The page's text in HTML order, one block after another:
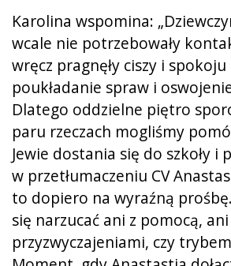
Karolina wspomina:
wcale nie potrzebowały
wręcz pragnęły ciszy i spokoju
poukładanie spraw i
Dlatego oddzielne piętro
paru rzeczach mogliśmy
Jewie dostania się do szkoły i
w przetłumaczeniu CV
to dopiero na wyraźną
się narzucać ani z pomocą, ani
przyzwyczajeniami, czy